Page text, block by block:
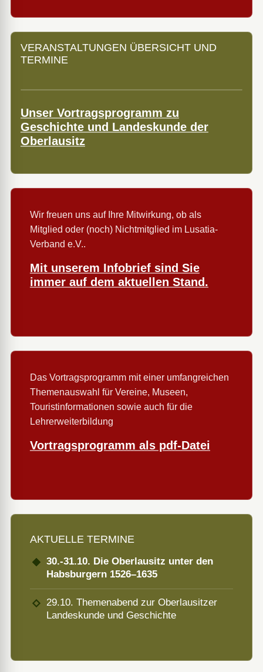
VERANSTALTUNGEN ÜBERSICHT UND
TERMINE
Unser Vortragsprogramm zu
Geschichte und Landeskunde der
Oberlausitz
Wir freuen uns auf Ihre Mitwirkung, ob als
Mitglied oder (noch) Nichtmitglied im Lusatia-
Verband e.V..
Mit unserem Infobrief sind Sie
immer auf dem aktuellen Stand.
Das Vortragsprogramm mit einer umfangreichen
Themenauswahl für Vereine, Museen,
Touristinformationen sowie auch für die
Lehrerweiterbildung
Vortragsprogramm als pdf-Datei
AKTUELLE TERMINE
30.-31.10. Die Oberlausitz unter den
Habsburgern 1526–1635
29.10. Themenabend zur Oberlausitzer
Landeskunde und Geschichte